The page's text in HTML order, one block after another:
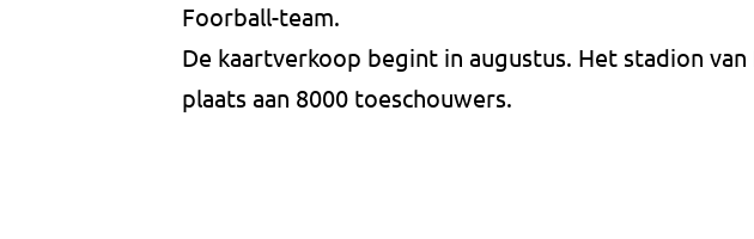
Foorball-team.
De kaartverkoop begint in augustus. Het stadion van
plaats aan 8000 toeschouwers.